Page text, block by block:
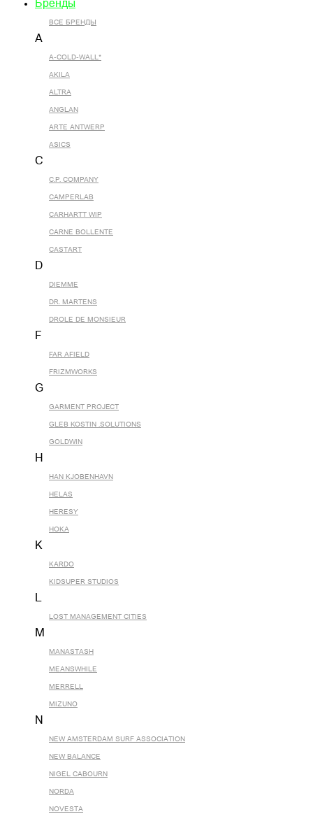
Бренды
ВСЕ БРЕНДЫ
A
A-COLD-WALL*
AKILA
ALTRA
ANGLAN
ARTE ANTWERP
ASICS
C
C.P. COMPANY
CAMPERLAB
CARHARTT WIP
CARNE BOLLENTE
CASTART
D
DIEMME
DR. MARTENS
DROLE DE MONSIEUR
F
FAR AFIELD
FRIZMWORKS
G
GARMENT PROJECT
GLEB KOSTIN .SOLUTIONS
GOLDWIN
H
HAN KJOBENHAVN
HELAS
HERESY
HOKA
K
KARDO
KIDSUPER STUDIOS
L
LOST MANAGEMENT CITIES
M
MANASTASH
MEANSWHILE
MERRELL
MIZUNO
N
NEW AMSTERDAM SURF ASSOCIATION
NEW BALANCE
NIGEL CABOURN
NORDA
NOVESTA